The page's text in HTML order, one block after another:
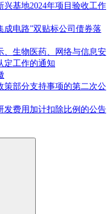
基地2024年项目验收工作
成电路”双贴标公司债券落
、生物医药、网络与信息安
定工作的通知
策部分支持事项的第二次公
发费用加计扣除比例的公告